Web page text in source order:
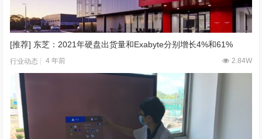
[推荐] 东芝：2021年硬盘出货量和Exabyte分别增长4%和61%
行业动态 4 年前 2.84W